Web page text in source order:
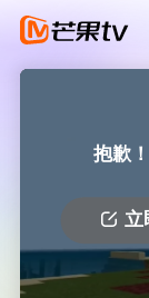
抱歉
立